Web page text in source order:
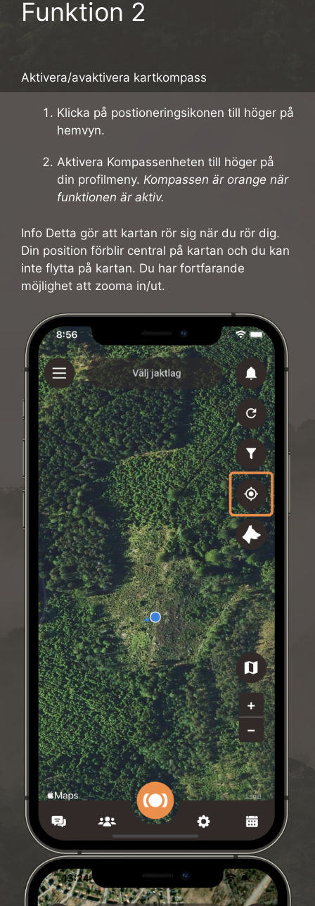
Funktion 2
Aktivera/avaktivera kartkompass
Klicka på postioneringsikonen till höger på
hemvyn.
Aktivera Kompassenheten till höger på
din profilmeny. Kompassen är orange när
funktionen är aktiv.
Info Detta gör att kartan rör sig när du rör dig.
Din position förblir central på kartan och du kan
inte flytta på kartan. Du har fortfarande
möjlighet att zooma in/ut.